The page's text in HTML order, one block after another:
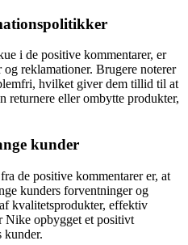
i de positive kommentarer, er
reklamationer. Brugere noterer
hvilket giver dem tillid til at
returnere eller ombytte produkter,
kunder
de positive kommentarer er, at
kunders forventninger og
kvalitetsprodukter, effektiv
Nike opbygget et positivt
kunder.